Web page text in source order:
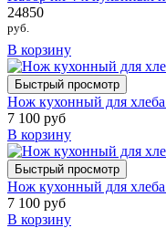
24850
руб.
В корзину
Быстрый просмотр
Нож кухонный для
7 100 руб
В корзину
Быстрый просмотр
Нож кухонный для
7 100 руб
В корзину